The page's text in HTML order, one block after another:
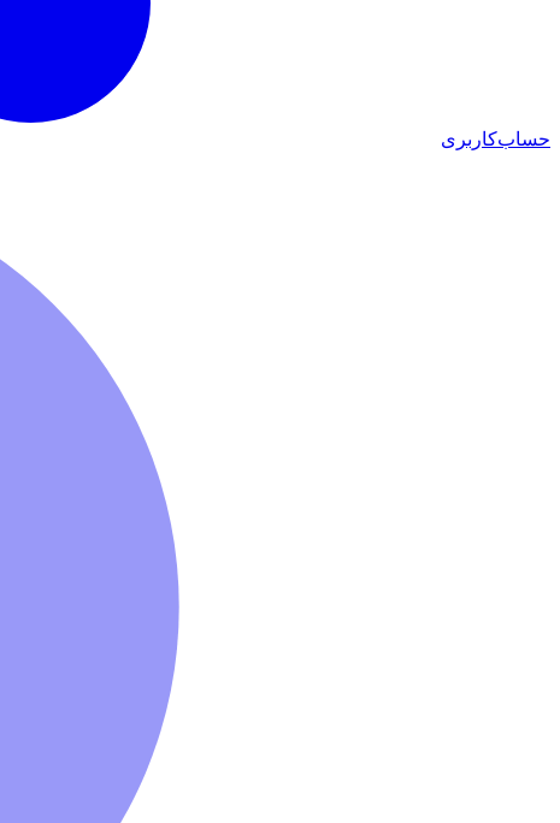
حساب‌کاربری